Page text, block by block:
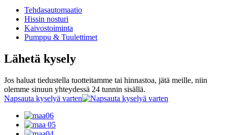
Tehdasautomaatio
Hissin nosturi
Kaivostoiminta
Pumppu & Tuulettimet
Lähetä kysely
Jos haluat tiedustella tuotteitamme tai hinnastoa, jätä meille, niin
olemme sinuun yhteydessä 24 tunnin sisällä.
Napsauta kyselyä varten